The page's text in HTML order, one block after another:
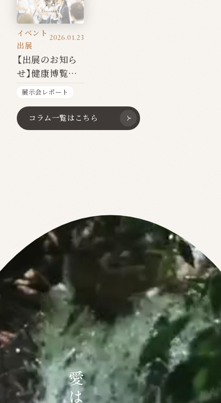
イベント
出展
2026.01.23
【出展のお知ら
せ】健康博覧会
2026
展示会レポート
コラム一覧はこちら